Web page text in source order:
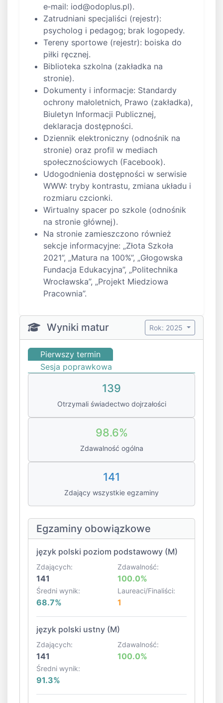
e‑mail: iod@odoplus.pl).
Zatrudniani specjaliści (rejestr):
psycholog i pedagog; brak logopedy.
Tereny sportowe (rejestr): boiska do
piłki ręcznej.
Biblioteka szkolna (zakładka na
stronie).
Dokumenty i informacje: Standardy
ochrony małoletnich, Prawo (zakładka),
Biuletyn Informacji Publicznej,
deklaracja dostępności.
Dziennik elektroniczny (odnośnik na
stronie) oraz profil w mediach
społecznościowych (Facebook).
Udogodnienia dostępności w serwisie
WWW: tryby kontrastu, zmiana układu i
rozmiaru czcionki.
Wirtualny spacer po szkole (odnośnik
na stronie głównej).
Na stronie zamieszczono również
sekcje informacyjne: „Złota Szkoła
2021”, „Matura na 100%”, „Głogowska
Fundacja Edukacyjna”, „Politechnika
Wrocławska”, „Projekt Miedziowa
Pracownia”.
Wyniki matur Rok: 2025
Pierwszy termin
Sesja poprawkowa
139
Otrzymali świadectwo dojrzałości
98.6%
Zdawalność ogólna
141
Zdający wszystkie egzaminy
Egzaminy obowiązkowe
język polski poziom podstawowy (M)
Zdających:
141
Zdawalność:
100.0%
Średni wynik:
68.7%
Laureaci/Finaliści:
1
język polski ustny (M)
Zdających:
141
Zdawalność:
100.0%
Średni wynik:
91.3%